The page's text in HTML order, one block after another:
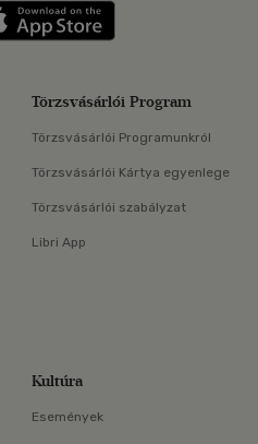
Szerezd meg: Google
Törzsvásárlói Program
Törzsvásárlói Programunkról
Törzsvásárlói Kártya egyenlege
Törzsvásárlói szabályzat
Libri App
Kultúra
Események